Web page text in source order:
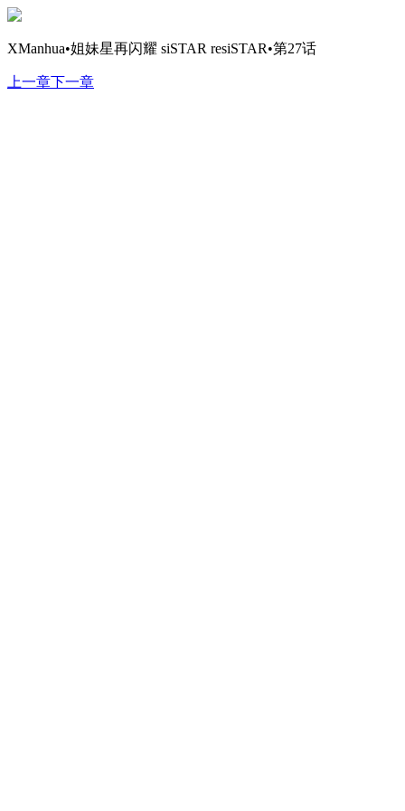
XManhua•姐妹星再闪耀 siSTAR resiSTAR•第27话
上一章下一章